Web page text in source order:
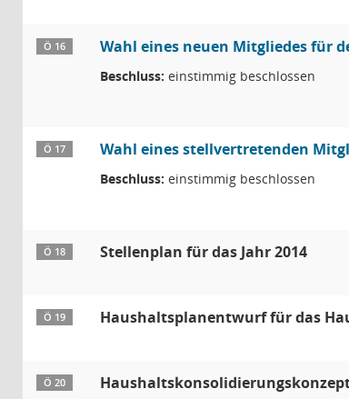
Ö 16 Wahl eines neuen Mitgliedes für
Beschluss: einstimmig beschlossen
Ö 17 Wahl eines stellvertretenden
Beschluss: einstimmig beschlossen
Ö 18 Stellenplan für das Jahr 2014
Ö 19 Haushaltsplanentwurf für das
Ö 20